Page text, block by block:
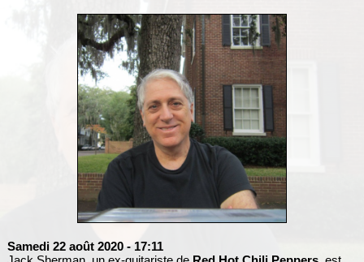
Samedi 22 août 2020 - 17:11